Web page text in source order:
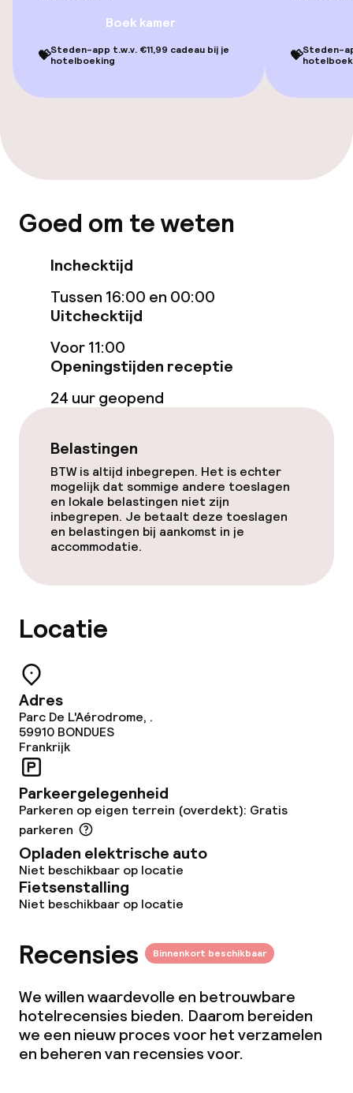
Eet- en drinkgelegenheden
Bar
Zakelijke faciliteiten
Boek kamer
💝Steden-app t.w.v. €11,99 cadeau bij je
hotelboeking
💝Steden-
Goed om te weten
Inchecktijd
Tussen 16:00 en 00:00
Uitchecktijd
Voor 11:00
Openingstijden receptie
24 uur geopend
Belastingen
BTW is altijd inbegrepen. Het is echter
mogelijk dat sommige andere toeslagen
en lokale belastingen niet zijn
inbegrepen. Je betaalt deze toeslagen
en belastingen bij aankomst in je
accommodatie.
Locatie
Adres
Parc De L'Aérodrome, .
59910 BONDUES
Frankrijk
Parkeergelegenheid
Parkeren op eigen terrein (overdekt): Gratis
parkeren
Opladen elektrische auto
Niet beschikbaar op locatie
Fietsenstalling
Niet beschikbaar op locatie
Recensies Binnenkort beschikbaar
We willen waardevolle en betrouwbare
hotelrecensies bieden. Daarom bereiden
we een nieuw proces voor het verzamelen
en beheren van recensies voor.